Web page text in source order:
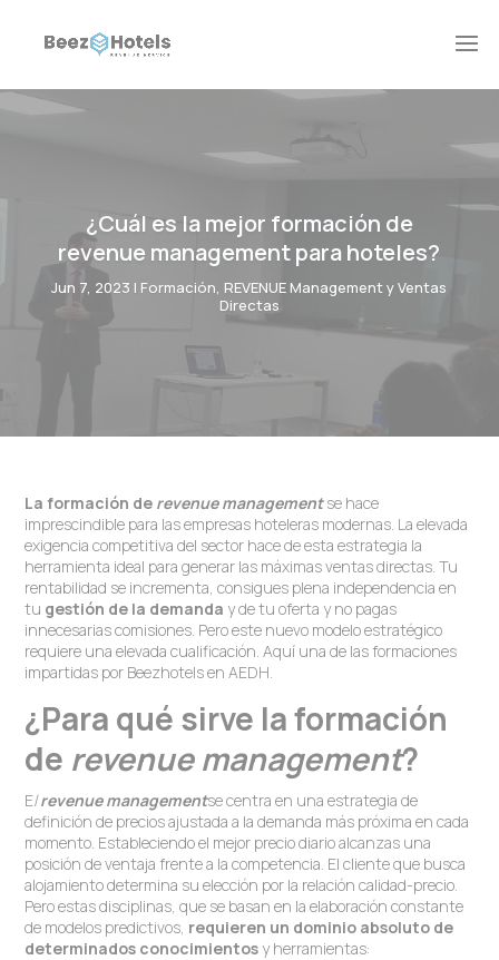
¿Cuál es la mejor formación de
revenue management para hoteles?
Jun 7, 2023 | Formación, REVENUE Management y Ventas
Directas
La formación de revenue managementse hace
imprescindible para las empresas hoteleras modernas. La elevada
exigencia competitiva del sector hace de esta estrategia la
herramienta ideal para generar las máximas ventas directas. Tu
rentabilidad se incrementa, consigues plena independencia en
tu gestión de la demanda y de tu oferta y no pagas
innecesarias comisiones. Pero este nuevo modelo estratégico
requiere una elevada cualificación. Aquí una de las formaciones
impartidas por Beezhotels en AEDH.
¿Para qué sirve la formación
de revenue management?
Elrevenue managementse centra en una estrategia de
definición de precios ajustada a la demanda más próxima en cada
momento. Estableciendo el mejor precio diario alcanzas una
posición de ventaja frente a la competencia. El cliente que busca
alojamiento determina su elección por la relación calidad-precio.
Pero estas disciplinas, que se basan en la elaboración constante
de modelos predictivos, requieren un dominio absoluto de
determinados conocimientos y herramientas: